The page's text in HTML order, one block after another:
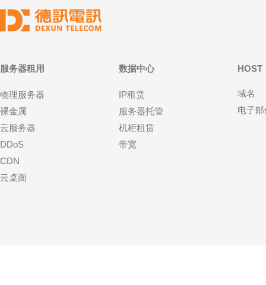
服务器租用
物理服务器
裸金属
云服务器
DDoS
CDN
云桌面
数据中心
IP租赁
服务器托管
机柜租赁
带宽
HOST
域名
电子